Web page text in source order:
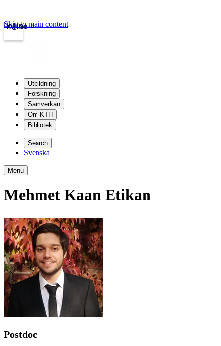
kth.se
Login
Skip to main content
Utbildning
Forskning
Samverkan
Om KTH
Bibliotek
Search
Svenska
Menu
Mehmet Kaan Etikan
Postdoc